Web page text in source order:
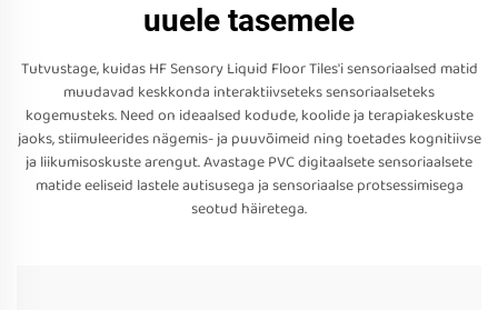
uuele tasemele
Tutvustage, kuidas HF Sensory Liquid Floor Tiles'i sensoriaalsed matid
muudavad keskkonda interaktiivseteks sensoriaalseteks
kogemusteks. Need on ideaalsed kodude, koolide ja terapiakeskuste
jaoks, stiimuleerides nägemis- ja puuvõimeid ning toetades kognitiivse
ja liikumisoskuste arengut. Avastage PVC digitaalsete sensoriaalsete
matide eeliseid lastele autisusega ja sensoriaalse protsessimisega
seotud häiretega.